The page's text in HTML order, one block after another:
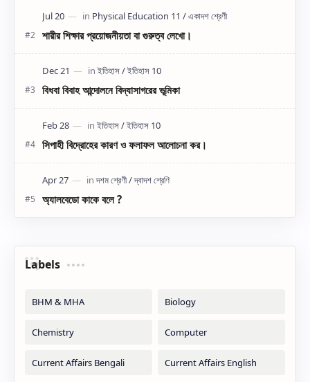
শারীর শিক্ষার প্রয়োজনীয়তা বা গুরুত্ব লেখো।
বিধবা বিবাহ আন্দোলনে বিদ্যাসাগরের ভূমিকা
সিপাহী বিদ্রোহের কারণ ও ফলাফল আলোচনা কর।
অ্যালবেডো কাকে বলে ?
Labels